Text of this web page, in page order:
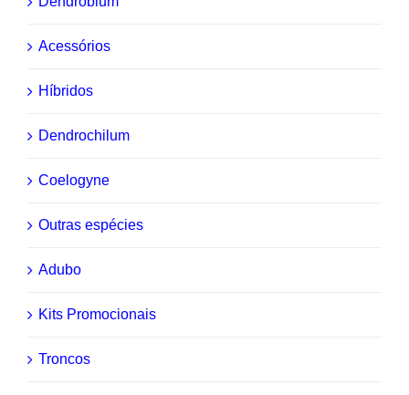
Acessórios
Híbridos
Dendrochilum
Coelogyne
Outras espécies
Adubo
Kits Promocionais
Troncos